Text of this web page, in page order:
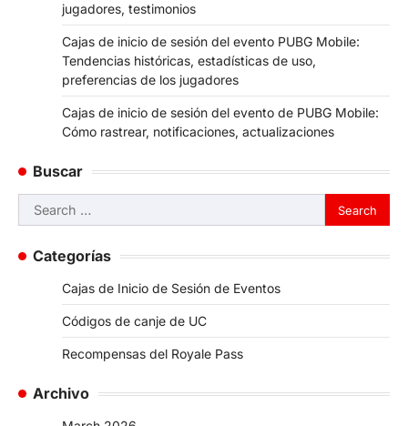
jugadores, testimonios
Cajas de inicio de sesión del evento PUBG Mobile:
Tendencias históricas, estadísticas de uso,
preferencias de los jugadores
Cajas de inicio de sesión del evento de PUBG Mobile:
Cómo rastrear, notificaciones, actualizaciones
Buscar
Search
for:
Categorías
Cajas de Inicio de Sesión de Eventos
Códigos de canje de UC
Recompensas del Royale Pass
Archivo